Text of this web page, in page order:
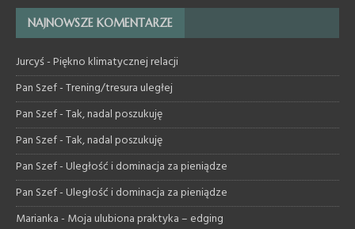
NAJNOWSZE KOMENTARZE
Jurcyś-Piękno klimatycznej relacji
Pan Szef-Trening/tresura uległej
Pan Szef-Tak, nadal poszukuję
Pan Szef-Tak, nadal poszukuję
Pan Szef-Uległość i dominacja za pieniądze
Pan Szef-Uległość i dominacja za pieniądze
Marianka- Moja ulubiona praktyka – edging